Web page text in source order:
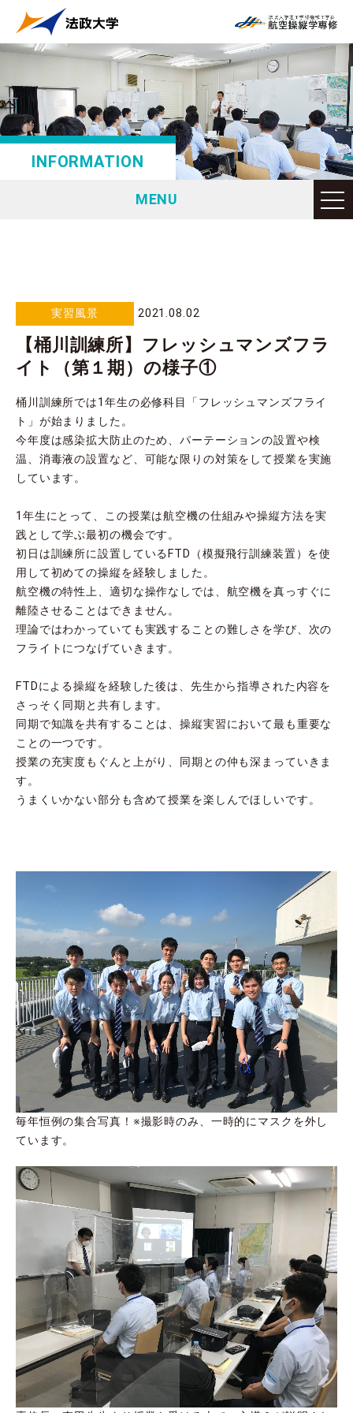
INFORMATION
MENU
実習風景 2021.08.02
【桶川訓練所】フレッシュマンズフラ
イト（第１期）の様子①
桶川訓練所では1年生の必修科目「フレッシュマンズフライ
ト」が始まりました。
今年度は感染拡大防止のため、パーテーションの設置や検
温、消毒液の設置など、可能な限りの対策をして授業を実施
しています。
1年生にとって、この授業は航空機の仕組みや操縦方法を実
践として学ぶ最初の機会です。
初日は訓練所に設置しているFTD（模擬飛行訓練装置）を使
用して初めての操縦を経験しました。
航空機の特性上、適切な操作なしでは、航空機を真っすぐに
離陸させることはできません。
理論ではわかっていても実践することの難しさを学び、次の
フライトにつなげていきます。
FTDによる操縦を経験した後は、先生から指導された内容を
さっそく同期と共有します。
同期で知識を共有することは、操縦実習において最も重要な
ことの一つです。
授業の充実度もぐんと上がり、同期との仲も深まっていきま
す。
うまくいかない部分も含めて授業を楽しんでほしいです。
毎年恒例の集合写真！※撮影時のみ、一時的にマスクを外し
ています。